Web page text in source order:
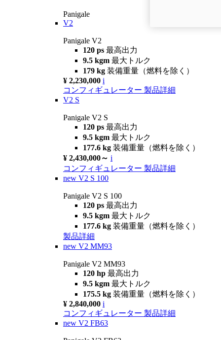
Panigale
V2
Panigale V2
120 ps 最高出力
9.5 kgm 最大トルク
179 kg 装備重量（燃料を除く）
¥ 2,230,000 i
コンフィギュレーター 製品詳細
V2 S
Panigale V2 S
120 ps 最高出力
9.5 kgm 最大トルク
177.6 kg 装備重量（燃料を除く）
¥ 2,430,000～ i
コンフィギュレーター 製品詳細
new V2 S 100
Panigale V2 S 100
120 ps 最高出力
9.5 kgm 最大トルク
177.6 kg 装備重量（燃料を除く）
製品詳細
new V2 MM93
Panigale V2 MM93
120 hp 最高出力
9.5 kgm 最大トルク
175.5 kg 装備重量（燃料を除く）
¥ 2,840,000 i
コンフィギュレーター 製品詳細
new V2 FB63